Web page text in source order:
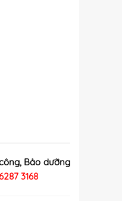
, Bảo dưỡng
3168